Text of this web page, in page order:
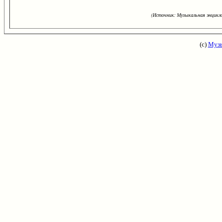
(Источник: Музыкальная
(с)